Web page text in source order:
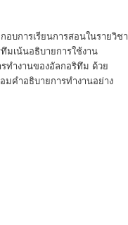
อบการเรียนการสอนในรายวิชา
มเน้นอธิบายการใช้งาน
ทำงานของอัลกอริทึม ด้วย
มคำอธิบายการทำงานอย่าง